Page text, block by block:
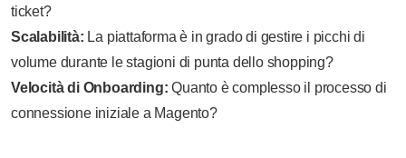
ticket?
Scalabilità: La piattaforma è in grado di gestire i picchi di
volume durante le stagioni di punta dello shopping?
Velocità di Onboarding: Quanto è complesso il processo di
connessione iniziale a Magento?